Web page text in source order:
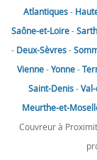
Atlantiques-
Saône-et-Loire-
- Deux-Sèvres-
Vienne-Yonne-
Saint-Denis-
Meurthe-et-
Couvreur à